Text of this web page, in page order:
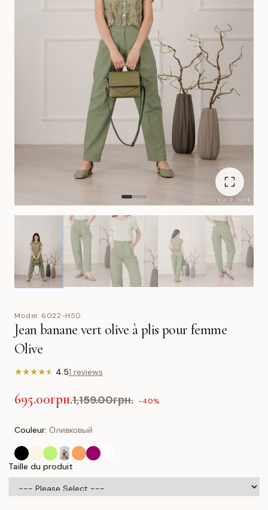
Model: 6022-H50
Jean banane vert olive à plis pour femme
Olive
★★★★★ 4.51 reviews
695.00грн.1,159.00грн. -40%
Couleur: Оливковый
Taille du produit